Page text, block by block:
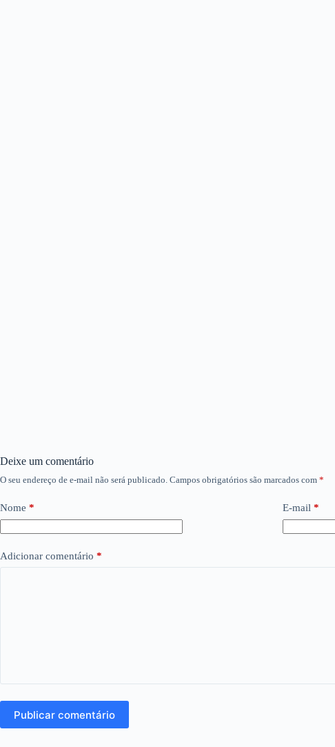
Deixe um comentário
O seu endereço de e-mail não será publicado. Campos obrigatórios são marcados com *
Nome * E-mail*
Adicionar comentário *
Publicar comentário